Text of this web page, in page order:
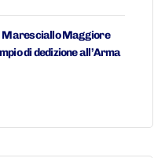
Maresciallo Maggiore
di dedizione all’Arma